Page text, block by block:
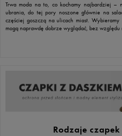
Trwa moda na to, co kochamy najbardziej –
ubrania, do tej pory noszone głównie na
częściej goszczą na ulicach miast.
mogą naprawdę dobrze wyglądać, bez względu
Rodzaje